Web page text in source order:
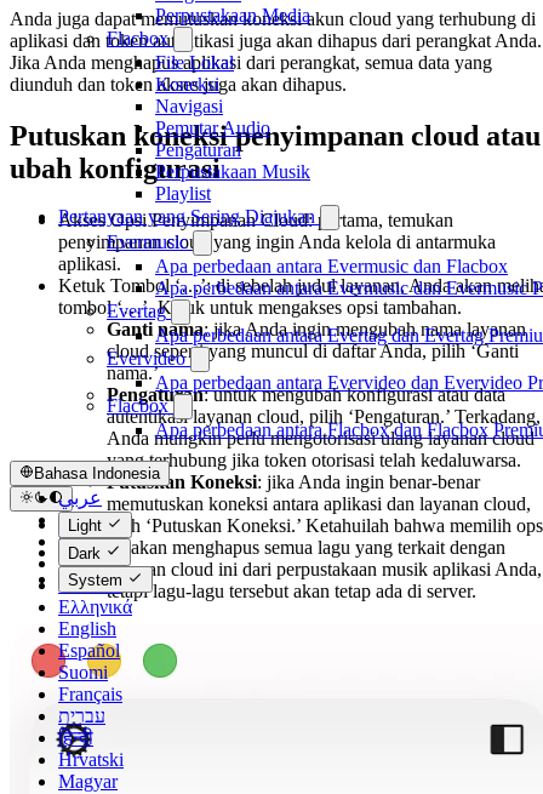
Perpustakaan Media
Flacbox
File Lokal
Koneksi
Navigasi
Pemutar Audio
Pengaturan
Perpustakaan Musik
Playlist
Pertanyaan yang Sering Diajukan
Evermusic
Apa perbedaan antara Evermusic dan Flacbox
Apa perbedaan antara Evermusic dan Evermusic
Evertag
Apa perbedaan antara Evertag dan Evertag
Evervideo
Apa perbedaan antara Evervideo dan Evervideo
Flacbox
Apa perbedaan antara Flacbox dan Flacbox
Bahasa Indonesia
عربي
Català
Čeština
Dansk
Deutsch
Ελληνικά
English
Español
Suomi
Français
עברית
हिन्दी
Hrvatski
Magyar
Light
Dark
System
Anda juga dapat memutuskan koneksi akun cloud yang terhubung di
aplikasi dan token autentikasi juga akan dihapus dari perangkat Anda.
Jika Anda menghapus aplikasi dari perangkat, semua data yang
diunduh dan token akses juga akan dihapus.
Putuskan koneksi penyimpanan cloud atau
ubah konfigurasi
Akses Opsi Penyimpanan Cloud: pertama, temukan
penyimpanan cloud yang ingin Anda kelola di antarmuka
aplikasi.
Ketuk Tombol ‘…’: di sebelah judul layanan, Anda akan
tombol ‘…’. Ketuk untuk mengakses opsi tambahan.
Ganti nama: jika Anda ingin mengubah nama layanan
cloud seperti yang muncul di daftar Anda, pilih ‘Ganti
nama.’
Pengaturan: untuk mengubah konfigurasi atau data
autentikasi layanan cloud, pilih ‘Pengaturan.’ Terkadang,
Anda mungkin perlu mengotorisasi ulang layanan cloud
yang terhubung jika token otorisasi telah kedaluwarsa.
Putuskan Koneksi: jika Anda ingin benar-benar
memutuskan koneksi antara aplikasi dan layanan cloud,
pilih ‘Putuskan Koneksi.’ Ketahuilah bahwa memilih
ini akan menghapus semua lagu yang terkait dengan
layanan cloud ini dari perpustakaan musik aplikasi Anda,
tetapi lagu-lagu tersebut akan tetap ada di server.